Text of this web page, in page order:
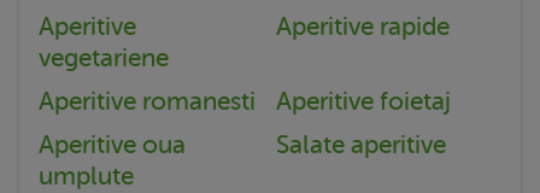
Aperitive
vegetariene
Aperitive rapide
Aperitive romanesti
Aperitive foietaj
Aperitive oua
umplute
Salate aperitive